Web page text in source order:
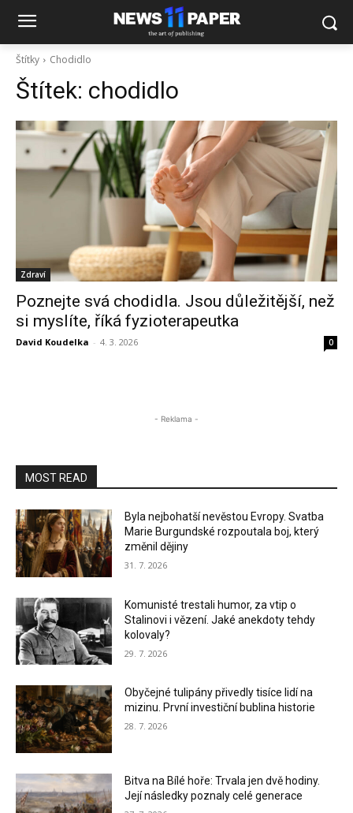
Štítky Chodidlo
Štítek: chodidlo
Zdraví
Poznejte svá chodidla. Jsou důležitější, než
si myslíte, říká fyzioterapeutka
David Koudelka - 4. 3. 2026 0
- Reklama -
MOST READ
Byla nejbohatší nevěstou Evropy. Svatba
Marie Burgundské rozpoutala boj, který
změnil dějiny
31. 7. 2026
Komunisté trestali humor, za vtip o
Stalinovi i vězení. Jaké anekdoty tehdy
kolovaly?
29. 7. 2026
Obyčejné tulipány přivedly tisíce lidí na
mizinu. První investiční bublina historie
28. 7. 2026
Bitva na Bílé hoře: Trvala jen dvě hodiny.
Její následky poznaly celé generace